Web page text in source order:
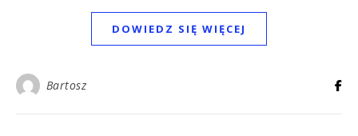
DOWIEDZ SIĘ WIĘCEJ
Bartosz